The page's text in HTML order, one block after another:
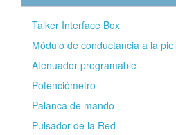
Talker Interface Box
Módulo de conductancia a la piel
Atenuador programable
Potenciómetro
Palanca de mando
Pulsador de la Red